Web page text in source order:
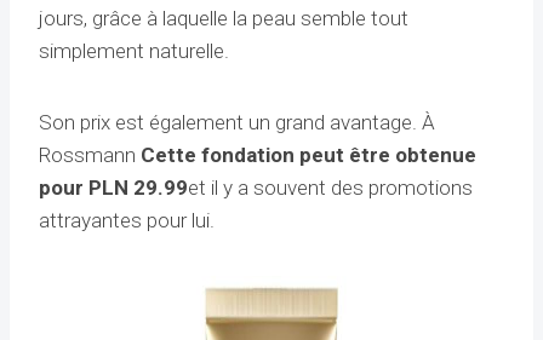
jours, grâce à laquelle la peau semble tout
simplement naturelle.
Son prix est également un grand avantage. À
Rossmann Cette fondation peut être obtenue
pour PLN 29.99et il y a souvent des promotions
attrayantes pour lui.